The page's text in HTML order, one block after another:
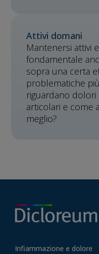
Attivi domani
Mantenersi attivi
fondamentale
sopra una certa
problematiche
riguardano dolori
articolari e come
meglio?
Infiammazione e dolore